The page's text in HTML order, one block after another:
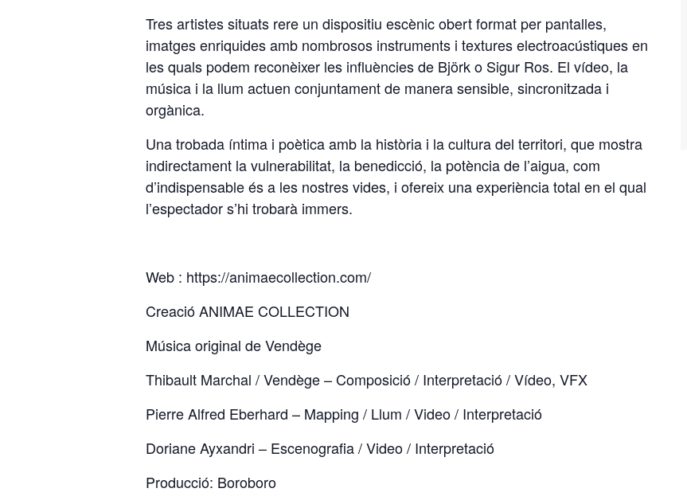
Tres artistes situats rere un dispositiu escènic obert format per pantalles,
imatges enriquides amb nombrosos instruments i textures electroacústiques en
les quals podem reconèixer les influències de Björk o Sigur Ros. El vídeo, la
música i la llum actuen conjuntament de manera sensible, sincronitzada i
orgànica.
Una trobada íntima i poètica amb la història i la cultura del territori, que mostra
indirectament la vulnerabilitat, la benedicció, la potència de l’aigua, com
d’indispensable és a les nostres vides, i ofereix una experiència total en el qual
l’espectador s’hi trobarà immers.
Web : https://animaecollection.com/
Creació ANIMAE COLLECTION
Música original de Vendège
Thibault Marchal / Vendège – Composició / Interpretació / Vídeo, VFX
Pierre Alfred Eberhard – Mapping / Llum / Video / Interpretació
Doriane Ayxandri – Escenografia / Video / Interpretació
Producció: Boroboro